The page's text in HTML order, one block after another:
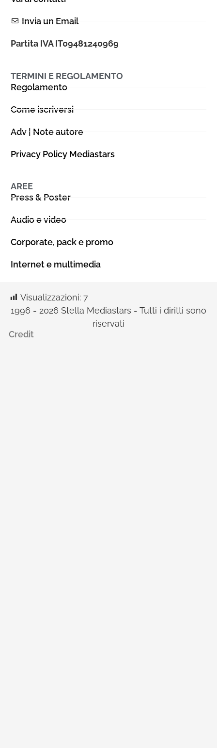
Invia un Email
Partita IVA IT09481240969
TERMINI E REGOLAMENTO
Regolamento
Come iscriversi
Adv | Note autore
Privacy Policy Mediastars
AREE
Press & Poster
Audio e video
Corporate, pack e promo
Internet e multimedia
Visualizzazioni: 7
1996 - 2026 Stella Mediastars - Tutti i diritti sono
riservati
Credit